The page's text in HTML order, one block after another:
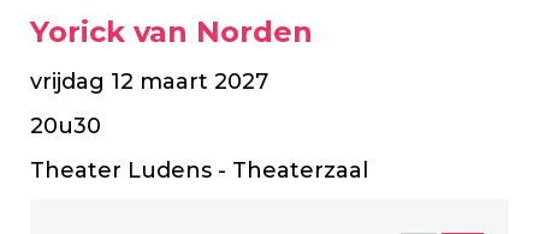
Yorick van Norden
vrijdag 12 maart 2027
20u30
Theater Ludens - Theaterzaal